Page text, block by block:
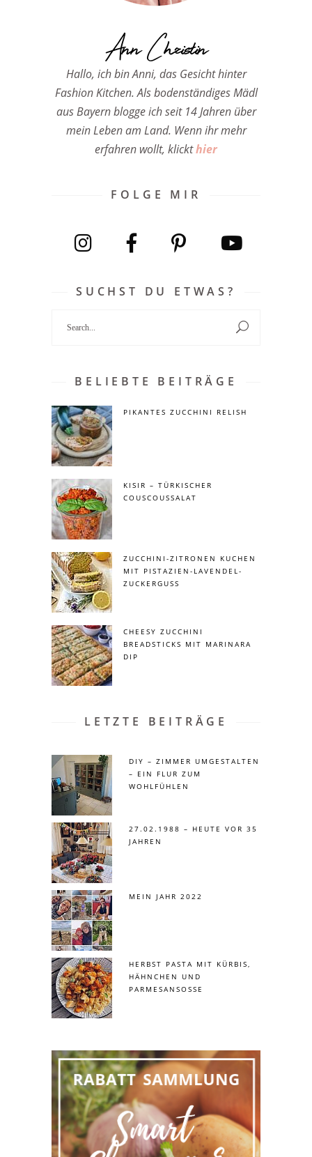
Ann Christin
Hallo, ich bin Anni, das Gesicht hinter
Fashion Kitchen. Als bodenständiges Mädl
aus Bayern blogge ich seit 14 Jahren über
mein Leben am Land. Wenn ihr mehr
erfahren wollt, klickthier
FOLGE MIR
SUCHST DU ETWAS?
BELIEBTE BEITRÄGE
PIKANTES ZUCCHINI RELISH
KISIR – TÜRKISCHER
COUSCOUSSALAT
ZUCCHINI-ZITRONEN KUCHEN
MIT PISTAZIEN-LAVENDEL-
ZUCKERGUSS
CHEESY ZUCCHINI
BREADSTICKS MIT MARINARA
DIP
LETZTE BEITRÄGE
DIY – ZIMMER UMGESTALTEN
– EIN FLUR ZUM
WOHLFÜHLEN
27.02.1988 – HEUTE VOR 35
JAHREN
MEIN JAHR 2022
HERBST PASTA MIT KÜRBIS,
HÄHNCHEN UND
PARMESANSOSSE